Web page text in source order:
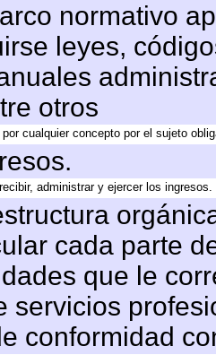
normativo
leyes,
otros
cualquier concepto por el sujeto
administrar y ejercer los ingresos.
cada parte
que le
servicios
conformidad